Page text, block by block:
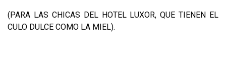
(PARA LAS CHICAS DEL HOTEL LUXOR, QUE TIENEN EL
CULO DULCE COMO LA MIEL).